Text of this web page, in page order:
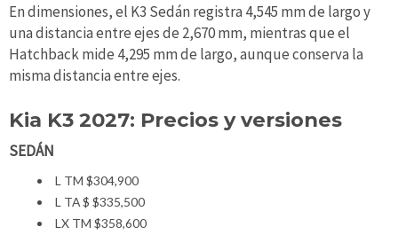
En dimensiones, el K3 Sedán registra 4,545 mm de largo y
una distancia entre ejes de 2,670 mm, mientras que el
Hatchback mide 4,295 mm de largo, aunque conserva la
misma distancia entre ejes.
Kia K3 2027: Precios y versiones
SEDÁN
L TM $304,900
L TA $ $335,500
LX TM $358,600